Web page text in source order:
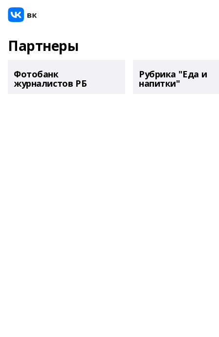
Партнеры
Фотобанк
журналистов РБ
Рубрика "Еда и
напитки"